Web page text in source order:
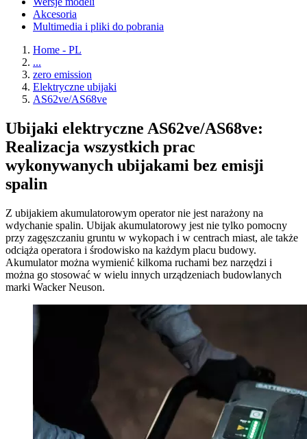
Akcesoria
Multimedia i pliki do pobrania
Home - PL
...
zero emission
Elektryczne ubijaki
AS62ve/AS68ve
Ubijaki elektryczne AS62ve/AS68ve:
Realizacja wszystkich prac
wykonywanych ubijakami bez emisji
spalin
Z ubijakiem akumulatorowym operator nie jest narażony na
wdychanie spalin. Ubijak akumulatorowy jest nie tylko pomocny
przy zagęszczaniu gruntu w wykopach i w centrach miast, ale także
odciąża operatora i środowisko na każdym placu budowy.
Akumulator można wymienić kilkoma ruchami bez narzędzi i
można go stosować w wielu innych urządzeniach budowlanych
marki Wacker Neuson.